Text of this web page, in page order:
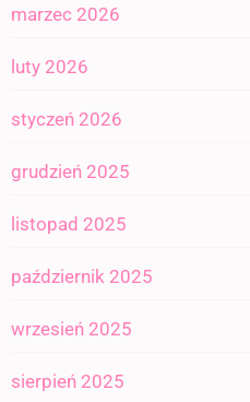
marzec 2026
luty 2026
styczeń 2026
grudzień 2025
listopad 2025
październik 2025
wrzesień 2025
sierpień 2025